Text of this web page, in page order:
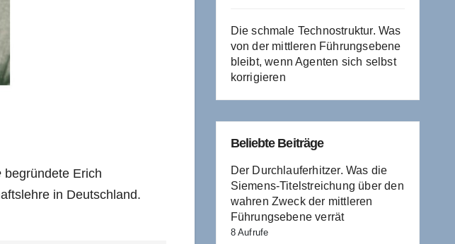
begründete Erich
in Deutschland.
Die schmale Technostruktur. Was
von der mittleren Führungsebene
bleibt, wenn Agenten sich selbst
korrigieren
Beliebte Beiträge
Der Durchlauferhitzer. Was die
Siemens-Titelstreichung über den
wahren Zweck der mittleren
Führungsebene verrät
8 Aufrufe